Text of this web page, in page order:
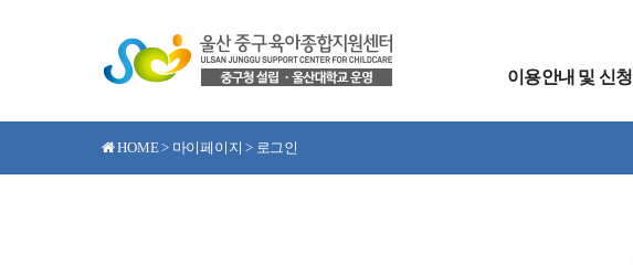
이용안내 및 신청
HOME > 마이페이지 > 로그인